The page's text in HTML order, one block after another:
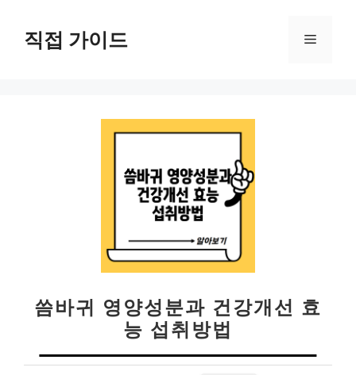
직접 가이드 메
씀바귀 영양성분과 건강개선 효
능 섭취방법